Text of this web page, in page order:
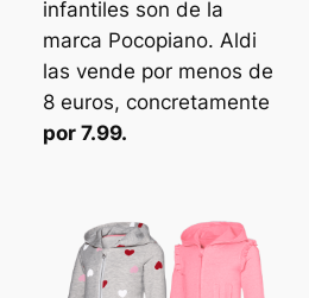
infantiles son de la
marca Pocopiano. Aldi
las vende por menos de
8 euros, concretamente
por 7.99.